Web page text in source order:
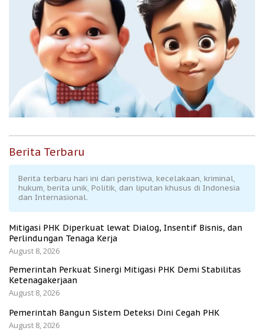
Berita Terbaru
Berita terbaru hari ini dari peristiwa, kecelakaan, kriminal,
hukum, berita unik, Politik, dan liputan khusus di Indonesia
dan Internasional.
Mitigasi PHK Diperkuat lewat Dialog, Insentif Bisnis, dan
Perlindungan Tenaga Kerja
August 8, 2026
Pemerintah Perkuat Sinergi Mitigasi PHK Demi Stabilitas
Ketenagakerjaan
August 8, 2026
Pemerintah Bangun Sistem Deteksi Dini Cegah PHK
August 8, 2026